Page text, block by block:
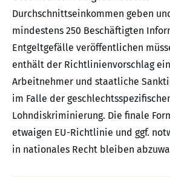
Durchschnittseinkommen geben
mindestens 250 Beschäftigten
Entgeltgefälle veröffentlichen
enthält der Richtlinienvorschlag
Arbeitnehmer und staatliche
im Falle der
Lohndiskriminierung. Die finale
etwaigen EU-Richtlinie und ggf.
in nationales Recht bleiben